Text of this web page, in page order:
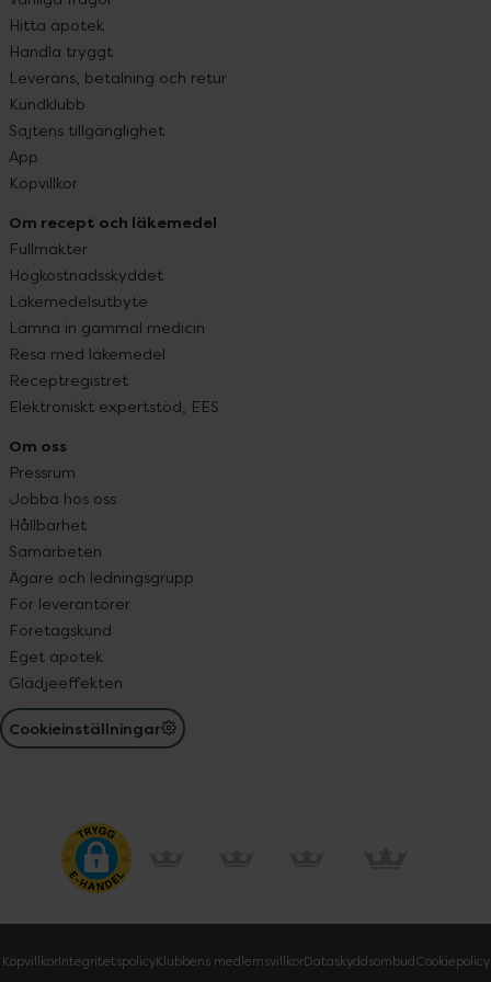
Hitta apotek
Handla tryggt
Leverans, betalning och retur
Kundklubb
Sajtens tillgänglighet
App
Köpvillkor
Om recept och läkemedel
Fullmakter
Högkostnadsskyddet
Läkemedelsutbyte
Lämna in gammal medicin
Resa med läkemedel
Receptregistret
Elektroniskt expertstöd, EES
Om oss
Pressrum
Jobba hos oss
Hållbarhet
Samarbeten
Ägare och ledningsgrupp
För leverantörer
Företagskund
Eget apotek
Glädjeeffekten
Cookieinställningar
KöpvillkorIntegritetspolicyKlubbens medlemsvillkorDataskyddsombudCookiepolicy